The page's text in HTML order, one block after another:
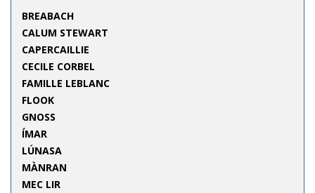
BREABACH
CALUM STEWART
CAPERCAILLIE
CECILE CORBEL
FAMILLE LEBLANC
FLOOK
GNOSS
ÍMAR
LÚNASA
MÀNRAN
MEC LIR